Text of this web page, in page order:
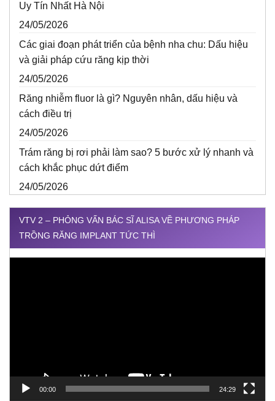
Uy Tín Nhất Hà Nội
24/05/2026
Các giai đoạn phát triển của bệnh nha chu: Dấu hiệu
và giải pháp cứu răng kịp thời
24/05/2026
Răng nhiễm fluor là gì? Nguyên nhân, dấu hiệu và
cách điều trị
24/05/2026
Trám răng bị rơi phải làm sao? 5 bước xử lý nhanh và
cách khắc phục dứt điểm
24/05/2026
VTV 2 – PHỎNG VẤN BÁC SĨ ALISA VỀ PHƯƠNG PHÁP
TRỒNG RĂNG IMPLANT TỨC THÌ
00:00 24:29